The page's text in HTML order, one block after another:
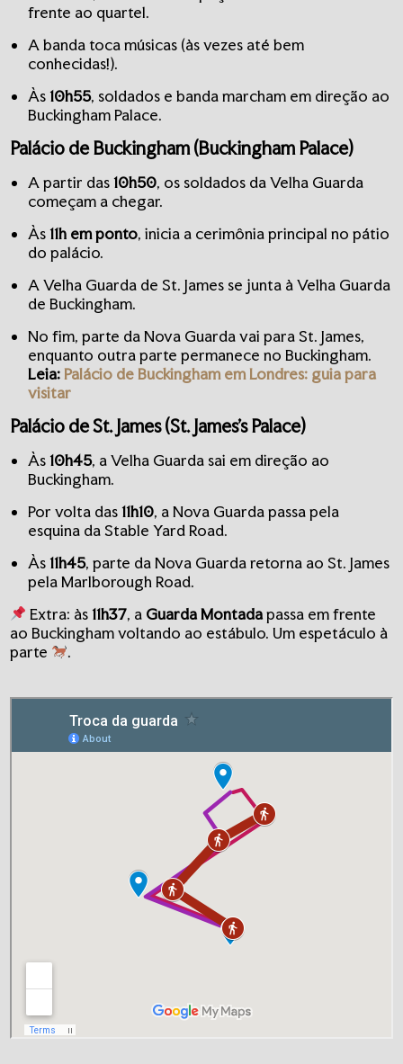
frente ao quartel.
A banda toca músicas (às vezes até bem
conhecidas!).
Às10h55, soldados e banda marcham em direção ao
Buckingham Palace.
Palácio de Buckingham (Buckingham Palace)
A partir das10h50, os soldados da Velha Guarda
começam a chegar.
Às11h em ponto, inicia a cerimônia principal no pátio
do palácio.
A Velha Guarda de St. James se junta à Velha Guarda
de Buckingham.
No fim, parte da Nova Guarda vai para St. James,
enquanto outra parte permanece no Buckingham.
Leia: Palácio de Buckingham em Londres: guia para
visitar
Palácio de St. James (St. James’s Palace)
Às10h45, a Velha Guarda sai em direção ao
Buckingham.
Por volta das11h10, a Nova Guarda passa pela
esquina da Stable Yard Road.
Às11h45, parte da Nova Guarda retorna ao St. James
pela Marlborough Road.
Extra: às11h37, a Guarda Montadapassa em frente
ao Buckingham voltando ao estábulo. Um espetáculo à
parte
.